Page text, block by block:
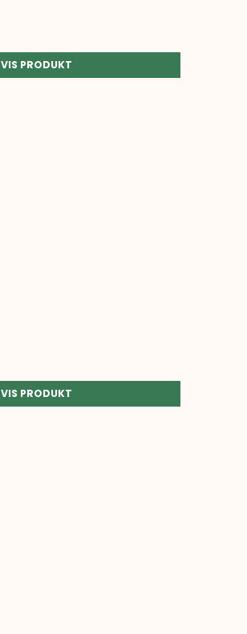
VIS PRODUKT
VIS PRODUKT